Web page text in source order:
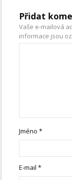
Přidat
Vaše e-mailová
informace jsou
Jméno*
E-mail*